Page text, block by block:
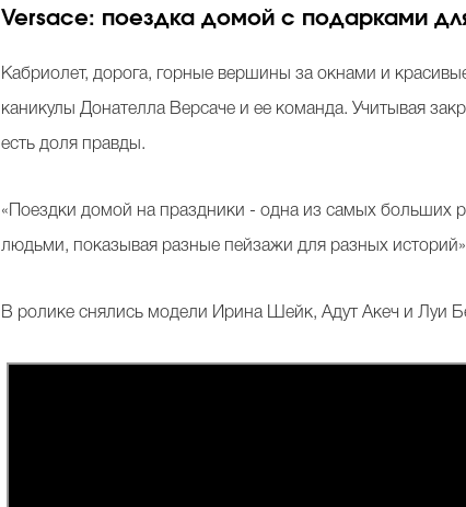
Versace: поездка домой с подарками
Кабриолет, дорога, горные вершины за окнами и
каникулы Донателла Версаче и ее команда. Учитывая
есть доля правды.
«Поездки домой на праздники - одна из самых
людьми, показывая разные пейзажи для разных
В ролике снялись модели Ирина Шейк, Адут Акеч и Луи